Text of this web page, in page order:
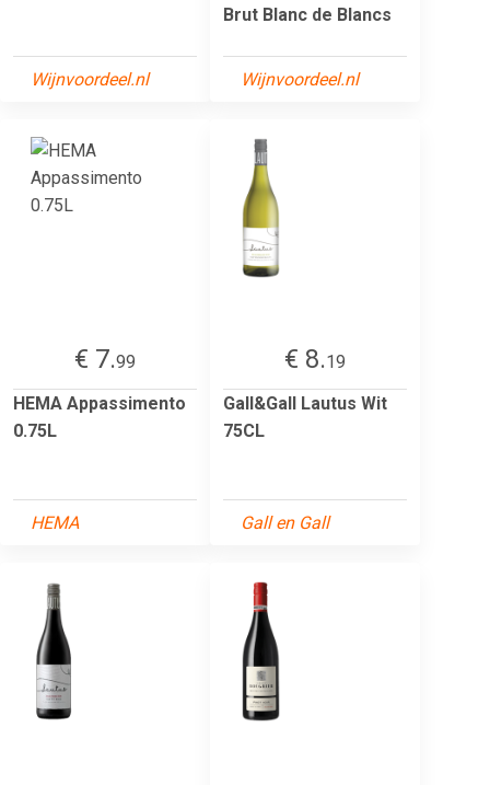
Wijnvoordeel.nl
Brut Blanc de Blancs
Wijnvoordeel.nl
€ 7.99
HEMA Appassimento
0.75L
HEMA
€ 8.19
Gall&Gall Lautus Wit
75CL
Gall en Gall